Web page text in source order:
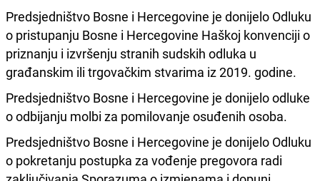
Predsjedništvo Bosne i Hercegovine je donijelo Odluku
o pristupanju Bosne i Hercegovine Haškoj konvenciji o
priznanju i izvršenju stranih sudskih odluka u
građanskim ili trgovačkim stvarima iz 2019. godine.
Predsjedništvo Bosne i Hercegovine je donijelo odluke
o odbijanju molbi za pomilovanje osuđenih osoba.
Predsjedništvo Bosne i Hercegovine je donijelo Odluku
o pokretanju postupka za vođenje pregovora radi